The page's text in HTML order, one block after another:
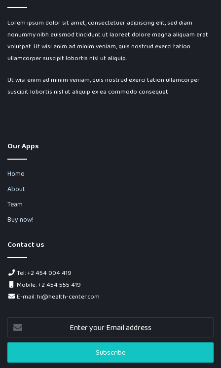
Lorem ipsum dolor sit amet, consectetuer adipiscing elit, sed diam
nonummy nibh euismod tincidunt ut laoreet dolore magna aliquam erat
volutpat. Ut wisi enim ad minim veniam, quis nostrud exerci tation
ullamcorper suscipit lobortis nisl ut aliquip.
Ut wisi enim ad minim veniam, quis nostrud exerci tation ullamcorper
suscipit lobortis nisl ut aliquip ex ea commodo consequat.
Our Apps
Home
About
Team
Buy now!
Contact us
Tel: +2 454 004 419
Mobile: +2 454 555 419
E-mail: hi@health-center.com
Enter
your
Email